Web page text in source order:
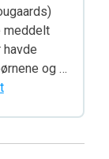
meddelt
og …